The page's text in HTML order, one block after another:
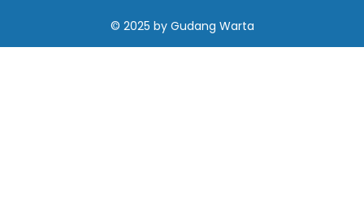
© 2025 by Gudang Warta